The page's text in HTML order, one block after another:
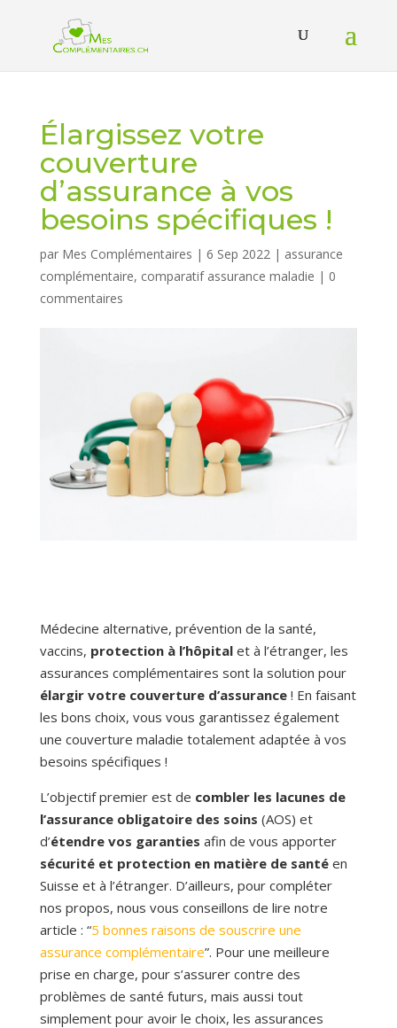
Élargissez votre
couverture
d’assurance à vos
besoins spécifiques !
par Mes Complémentaires | 6 Sep 2022| assurance
complémentaire, comparatif assurance maladie | 0
commentaires
Médecine alternative, prévention de la santé,
vaccins, protection à l’hôpitalet à l’étranger, les
assurances complémentaires sont la solution pour
élargir votre couverture d’assurance! En faisant
les bons choix, vous vous garantissez également
une couverture maladie totalement adaptée à vos
besoins spécifiques !
L’objectif premier est de combler les lacunes de
l’assurance obligatoire des soins (AOS) et
d’étendre vos garanties afin de vous apporter
sécurité et protection en matière de santéen
Suisse et à l’étranger. D’ailleurs, pour compléter
nos propos, nous vous conseillons de lire notre
article : “5 bonnes raisons de souscrire une
assurance complémentaire”. Pour une meilleure
prise en charge, pour s’assurer contre des
problèmes de santé futurs, mais aussi tout
simplement pour avoir le choix, les assurances